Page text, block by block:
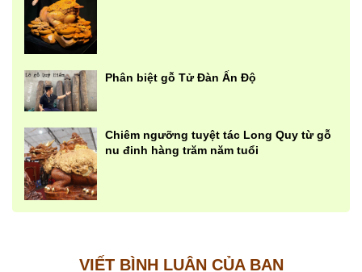
Phân biệt gỗ Tử Đàn Ấn Độ
Chiêm ngưỡng tuyệt tác Long Quy từ gỗ
nu đinh hàng trăm năm tuổi
VIẾT BÌNH LUẬN CỦA BẠN